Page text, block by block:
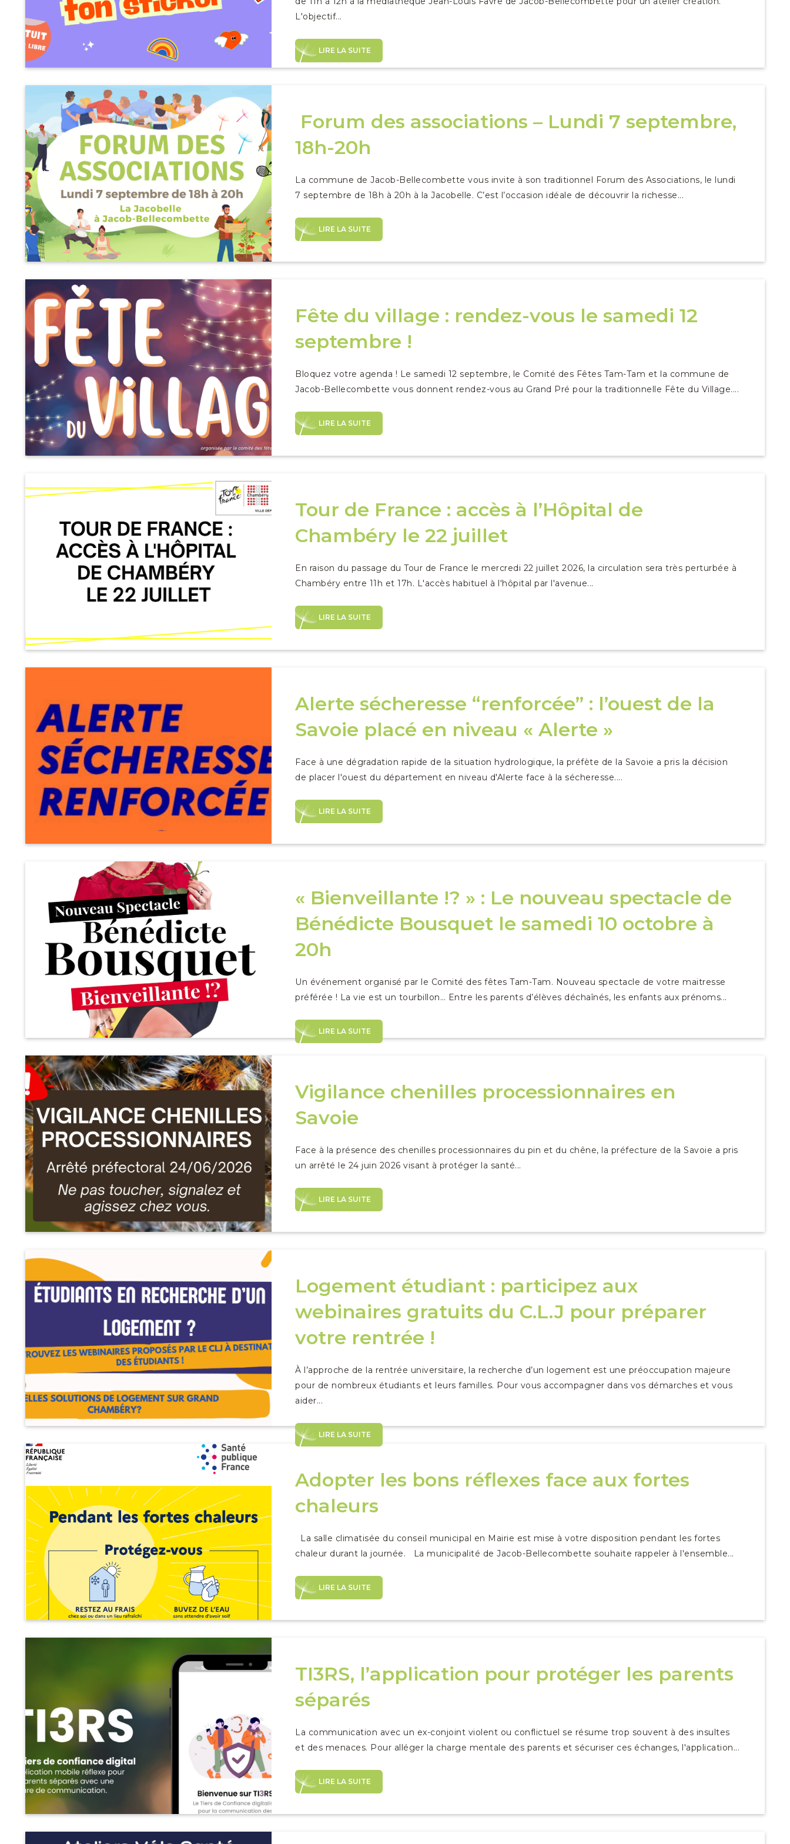
L'objectif...
LIRE LA SUITE
Forum des associations – Lundi 7 septembre,
18h-20h
La commune de Jacob-Bellecombette vous invite à son traditionnel Forum des Associations, le lundi
7 septembre de 18h à 20h à la Jacobelle. C’est l’occasion idéale de découvrir la richesse...
LIRE LA SUITE
Fête du village : rendez-vous le samedi 12
septembre !
Bloquez votre agenda ! Le samedi 12 septembre, le Comité des Fêtes Tam-Tam et la commune de
Jacob-Bellecombette vous donnent rendez-vous au Grand Pré pour la traditionnelle Fête du Village....
LIRE LA SUITE
Tour de France : accès à l’Hôpital de
Chambéry le 22 juillet
En raison du passage du Tour de France le mercredi 22 juillet 2026, la circulation sera très perturbée à
Chambéry entre 11h et 17h. L'accès habituel à l'hôpital par l'avenue...
LIRE LA SUITE
Alerte sécheresse “renforcée” : l’ouest de la
Savoie placé en niveau « Alerte »
Face à une dégradation rapide de la situation hydrologique, la préfète de la Savoie a pris la décision
de placer l'ouest du département en niveau d'Alerte face à la sécheresse....
LIRE LA SUITE
« Bienveillante !? » : Le nouveau spectacle de
Bénédicte Bousquet le samedi 10 octobre à
20h
Un événement organisé par le Comité des fêtes Tam-Tam. Nouveau spectacle de votre maitresse
préférée ! La vie est un tourbillon… Entre les parents d’élèves déchaînés, les enfants aux prénoms...
LIRE LA SUITE
Vigilance chenilles processionnaires en
Savoie
Face à la présence des chenilles processionnaires du pin et du chêne, la préfecture de la Savoie a pris
un arrêté le 24 juin 2026 visant à protéger la santé...
LIRE LA SUITE
Logement étudiant : participez aux
webinaires gratuits du C.L.J pour préparer
votre rentrée !
À l’approche de la rentrée universitaire, la recherche d’un logement est une préoccupation majeure
pour de nombreux étudiants et leurs familles. Pour vous accompagner dans vos démarches et vous
aider...
LIRE LA SUITE
Adopter les bons réflexes face aux fortes
chaleurs
La salle climatisée du conseil municipal en Mairie est mise à votre disposition pendant les fortes
chaleur durant la journée. La municipalité de Jacob-Bellecombette souhaite rappeler à l'ensemble...
LIRE LA SUITE
TI3RS, l’application pour protéger les parents
séparés
La communication avec un ex-conjoint violent ou conflictuel se résume trop souvent à des insultes
et des menaces. Pour alléger la charge mentale des parents et sécuriser ces échanges, l'application...
LIRE LA SUITE